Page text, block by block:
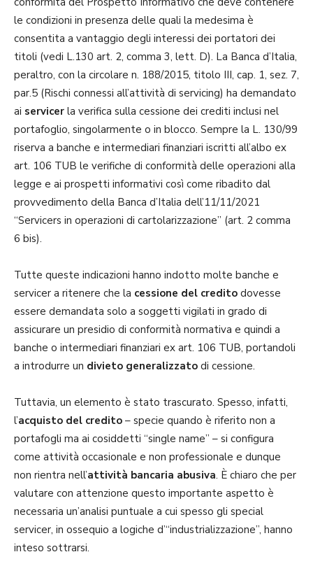
le condizioni in presenza delle quali la medesima è
consentita a vantaggio degli interessi dei portatori dei
titoli (vedi L.130 art. 2, comma 3, lett. D). La Banca d’Italia,
peraltro, con la circolare n. 188/2015, titolo III, cap. 1, sez. 7,
par.5 (Rischi connessi all’attività di servicing) ha demandato
ai servicer la verifica sulla cessione dei crediti inclusi nel
portafoglio, singolarmente o in blocco. Sempre la L. 130/99
riserva a banche e intermediari finanziari iscritti all’albo ex
art. 106 TUB le verifiche di conformità delle operazioni alla
legge e ai prospetti informativi così come ribadito dal
provvedimento della Banca d’Italia dell’11/11/2021
“Servicers in operazioni di cartolarizzazione” (art. 2 comma
6 bis).
Tutte queste indicazioni hanno indotto molte banche e
servicer a ritenere che la cessione del credito dovesse
essere demandata solo a soggetti vigilati in grado di
assicurare un presidio di conformità normativa e quindi a
banche o intermediari finanziari ex art. 106 TUB, portandoli
a introdurre un divieto generalizzato di cessione.
Tuttavia, un elemento è stato trascurato. Spesso, infatti,
l’acquisto del credito – specie quando è riferito non a
portafogli ma ai cosiddetti “single name” – si configura
come attività occasionale e non professionale e dunque
non rientra nell’attività bancaria abusiva. È chiaro che per
valutare con attenzione questo importante aspetto è
necessaria un’analisi puntuale a cui spesso gli special
servicer, in ossequio a logiche d’“industrializzazione”, hanno
inteso sottrarsi.